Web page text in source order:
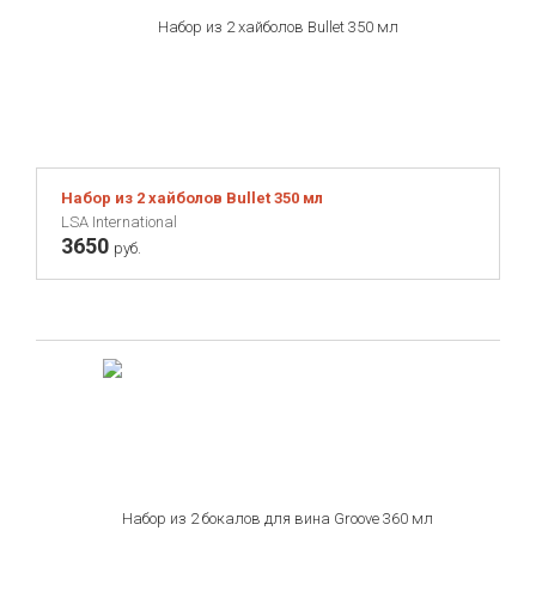
Набор из 2 хайболов Bullet 350 мл
LSA International
3650 руб.